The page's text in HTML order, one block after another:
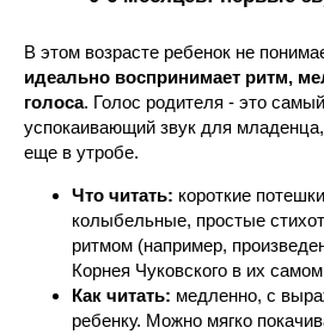
В этом возрасте ребенок не
идеально воспринимает ритм,
голоса. Голос родителя - это
успокаивающий звук для
еще в утробе.
Что читать: короткие
колыбельные, простые
ритмом (например,
Корнея Чуковского в их
Как читать: медленно, с
ребенку. Можно мягко